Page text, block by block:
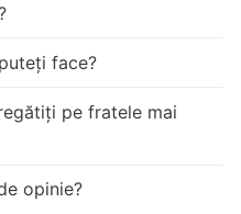
face?
pe fratele mai
opinie?